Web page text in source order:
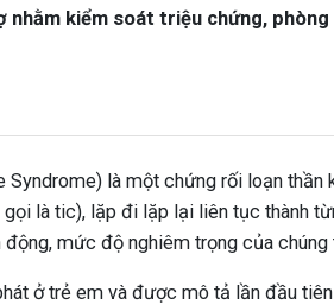
nhằm kiểm soát triệu chứng,
Syndrome) là một chứng rối loạn
là tic), lặp đi lặp lại liên tục thành
mức độ nghiêm trọng của
ở trẻ em và được mô tả lần đầu